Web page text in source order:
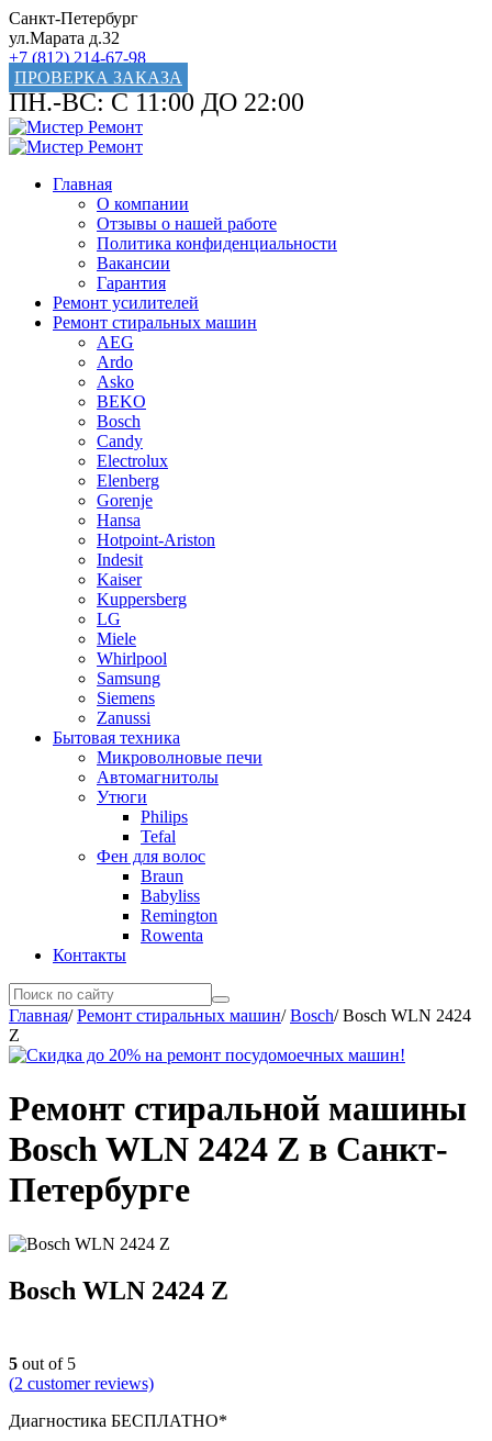
Санкт-Петербург
ул.Марата д.32
+7 (812) 214-67-98
ПРОВЕРКА ЗАКАЗА
ПН.-ВС: С 11:00 ДО 22:00
Главная
О компании
Отзывы о нашей работе
Политика конфиденциальности
Вакансии
Гарантия
Ремонт усилителей
Ремонт стиральных машин
AEG
Ardo
Asko
BEKO
Bosch
Candy
Electrolux
Elenberg
Gorenje
Hansa
Hotpoint-Ariston
Indesit
Kaiser
Kuppersberg
LG
Miele
Whirlpool
Samsung
Siemens
Zanussi
Бытовая техника
Микроволновые печи
Автомагнитолы
Утюги
Philips
Tefal
Фен для волос
Braun
Babyliss
Remington
Rowenta
Контакты
Главная/Ремонт стиральных машин/Bosch/Bosch WLN 2424
Z
Ремонт стиральной машины
Bosch WLN 2424 Z в Санкт-
Петербурге
Bosch WLN 2424 Z
5 out of 5
(2 customer reviews)
Диагностика БЕСПЛАТНО*